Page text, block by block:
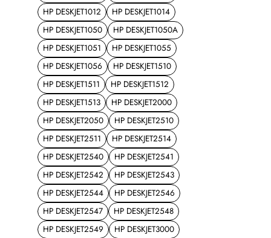
HP DESKJET1012
HP DESKJET1014
HP DESKJET1050
HP DESKJET1050A
HP DESKJET1051
HP DESKJET1055
HP DESKJET1056
HP DESKJET1510
HP DESKJET1511
HP DESKJET1512
HP DESKJET1513
HP DESKJET2000
HP DESKJET2050
HP DESKJET2510
HP DESKJET2511
HP DESKJET2514
HP DESKJET2540
HP DESKJET2541
HP DESKJET2542
HP DESKJET2543
HP DESKJET2544
HP DESKJET2546
HP DESKJET2547
HP DESKJET2548
HP DESKJET2549
HP DESKJET3000